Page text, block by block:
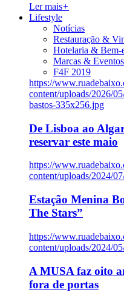
Ler mais+
Lifestyle
Notícias
Restauração &
Hotelaria & Bem-
Marcas & Eventos
F4F 2019
https://
content/uploads/2026/
bastos-335x256.jpg
De Lisboa ao
reservar este maio
https://
content/uploads/2024/
Estação Menina
The Stars”
https://
content/uploads/2024/
A MUSA faz oito
fora de portas